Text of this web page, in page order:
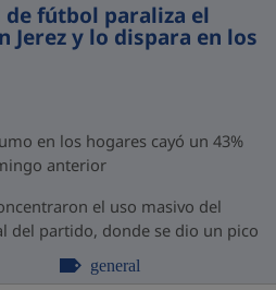
fútbol paraliza el
Jerez y lo dispara en los
en los hogares cayó un 43%
anterior
el uso masivo del
del partido, donde se dio un pico
general